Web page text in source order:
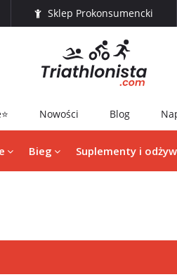
Sklep Prokonsumencki
Nowości Blog
Bieg Suplementy i